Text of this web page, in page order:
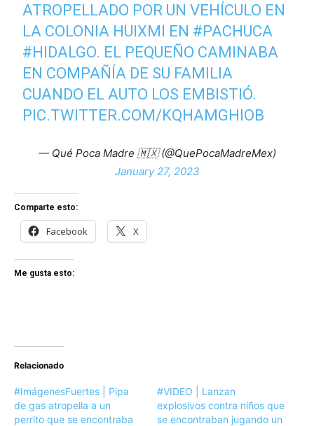
ATROPELLADO POR UN VEHÍCULO EN
LA COLONIA HUIXMI EN #PACHUCA
#HIDALGO. EL PEQUEÑO CAMINABA
EN COMPAÑÍA DE SU FAMILIA
CUANDO EL AUTO LOS EMBISTIÓ.
PIC.TWITTER.COM/KQHAMGHIOB
— Qué Poca Madre 🇲🇽 (@QuePocaMadreMex)
January 27, 2023
Comparte esto:
Facebook X
Me gusta esto:
Relacionado
#ImágenesFuertes | Pipa
de gas atropella a un
perrito que se encontraba
#VIDEO | Lanzan
explosivos contra niños que
se encontraban jugando un